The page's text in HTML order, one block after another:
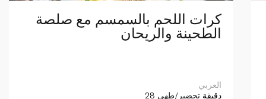
كرات اللحم بالسمسم مع صلصة
الطحينة والريحان
العربي
28 دقيقة تحضير/طهي